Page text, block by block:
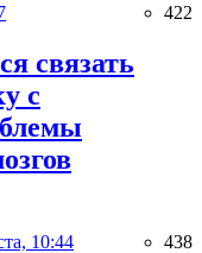
422
связать
с
10:44 438